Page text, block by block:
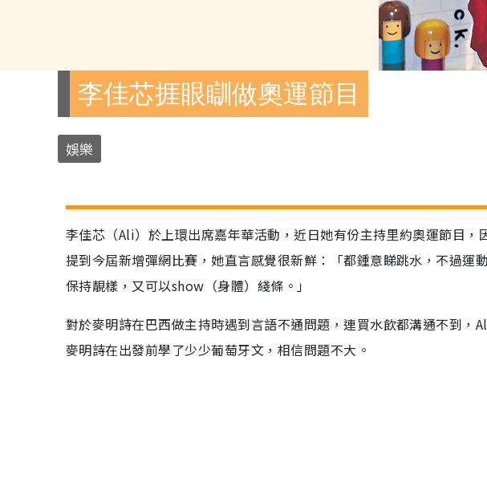
李佳芯捱眼瞓做奧運節目
娛樂
李佳芯（Ali）於上環出席嘉年華活動，近日她有份主持里約奧運節目
提到今屆新增彈網比賽，她直言感覺很新鮮：「都鍾意睇跳水，不過運
保持靚樣，又可以show（身體）綫條。」
對於麥明詩在巴西做主持時遇到言語不通問題，連買水飲都溝通不到，
麥明詩在出發前學了少少葡萄牙文，相信問題不大。